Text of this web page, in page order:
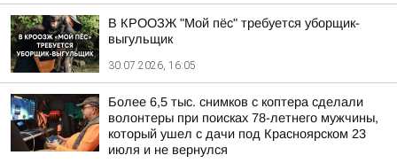
В КРООЗЖ "Мой пёс" требуется уборщик-
выгульщик
30.07.2026, 16:05
Более 6,5 тыс. снимков с коптера сделали
волонтеры при поисках 78-летнего мужчины,
который ушел с дачи под Красноярском 23
июля и не вернулся